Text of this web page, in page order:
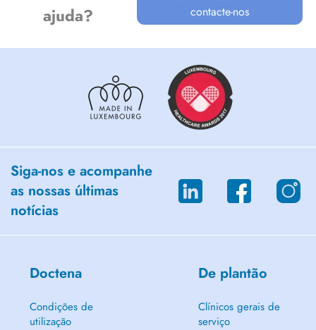
Séances en Anglais et Espagnol possibles
ADI, à très vite j'espère !
ajuda?
contacte-nos
Siga-nos e acompanhe
as nossas últimas
notícias
Doctena
Condições de
utilização
De plantão
Clínicos gerais de
serviço